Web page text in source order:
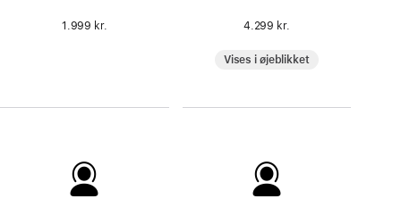
1.999 kr. 4.299 kr.
Vises i øjeblikket